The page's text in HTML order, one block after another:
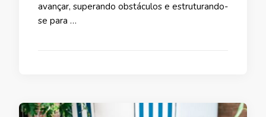
avançar, superando obstáculos e estruturando-
se para …